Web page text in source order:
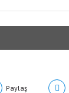
Paylaş